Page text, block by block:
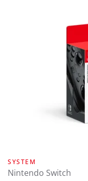
SYSTEM
Nintendo Switch